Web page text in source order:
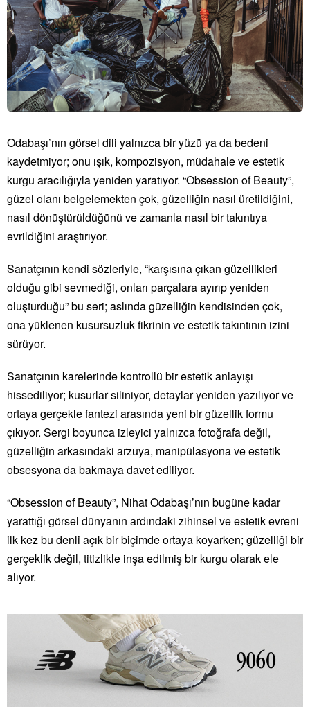
Odabaşı’nın görsel dili yalnızca bir yüzü ya da bedeni
kaydetmiyor; onu ışık, kompozisyon, müdahale ve estetik
kurgu aracılığıyla yeniden yaratıyor. “Obsession of Beauty”,
güzel olanı belgelemekten çok, güzelliğin nasıl üretildiğini,
nasıl dönüştürüldüğünü ve zamanla nasıl bir takıntıya
evrildiğini araştırıyor.
Sanatçının kendi sözleriyle, “karşısına çıkan güzellikleri
olduğu gibi sevmediği, onları parçalara ayırıp yeniden
oluşturduğu” bu seri; aslında güzelliğin kendisinden çok,
ona yüklenen kusursuzluk fikrinin ve estetik takıntının izini
sürüyor.
Sanatçının karelerinde kontrollü bir estetik anlayışı
hissediliyor; kusurlar siliniyor, detaylar yeniden yazılıyor ve
ortaya gerçekle fantezi arasında yeni bir güzellik formu
çıkıyor. Sergi boyunca izleyici yalnızca fotoğrafa değil,
güzelliğin arkasındaki arzuya, manipülasyona ve estetik
obsesyona da bakmaya davet ediliyor.
“Obsession of Beauty”, Nihat Odabaşı’nın bugüne kadar
yarattığı görsel dünyanın ardındaki zihinsel ve estetik evreni
ilk kez bu denli açık bir biçimde ortaya koyarken; güzelliği bir
gerçeklik değil, titizlikle inşa edilmiş bir kurgu olarak ele
alıyor.